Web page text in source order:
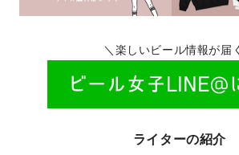
＼楽しいビール情報が届
ライターの紹介